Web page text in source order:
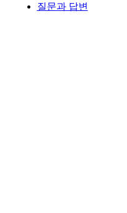
질문과 답변